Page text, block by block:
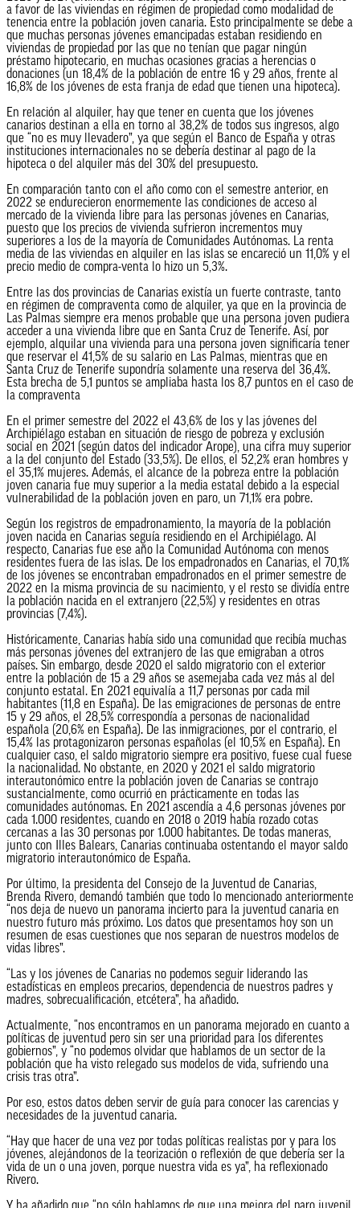
a favor de las viviendas en régimen de propiedad como modalidad de
tenencia entre la población joven canaria. Esto principalmente se debe a
que muchas personas jóvenes emancipadas estaban residiendo en
viviendas de propiedad por las que no tenían que pagar ningún
préstamo hipotecario, en muchas ocasiones gracias a herencias o
donaciones (un 18,4% de la población de entre 16 y 29 años, frente al
16,8% de los jóvenes de esta franja de edad que tienen una hipoteca).
En relación al alquiler, hay que tener en cuenta que los jóvenes
canarios destinan a ella en torno al 38,2% de todos sus ingresos, algo
que “no es muy llevadero”, ya que según el Banco de España y otras
instituciones internacionales no se debería destinar al pago de la
hipoteca o del alquiler más del 30% del presupuesto.
En comparación tanto con el año como con el semestre anterior, en
2022 se endurecieron enormemente las condiciones de acceso al
mercado de la vivienda libre para las personas jóvenes en Canarias,
puesto que los precios de vivienda sufrieron incrementos muy
superiores a los de la mayoría de Comunidades Autónomas. La renta
media de las viviendas en alquiler en las islas se encareció un 11,0% y el
precio medio de compra-venta lo hizo un 5,3%.
Entre las dos provincias de Canarias existía un fuerte contraste, tanto
en régimen de compraventa como de alquiler, ya que en la provincia de
Las Palmas siempre era menos probable que una persona joven pudiera
acceder a una vivienda libre que en Santa Cruz de Tenerife. Así, por
ejemplo, alquilar una vivienda para una persona joven significaría tener
que reservar el 41,5% de su salario en Las Palmas, mientras que en
Santa Cruz de Tenerife supondría solamente una reserva del 36,4%.
Esta brecha de 5,1 puntos se ampliaba hasta los 8,7 puntos en el caso de
la compraventa
En el primer semestre del 2022 el 43,6% de los y las jóvenes del
Archipiélago estaban en situación de riesgo de pobreza y exclusión
social en 2021 (según datos del indicador Arope), una cifra muy superior
a la del conjunto del Estado (33,5%). De ellos, el 52,2% eran hombres y
el 35,1% mujeres. Además, el alcance de la pobreza entre la población
joven canaria fue muy superior a la media estatal debido a la especial
vulnerabilidad de la población joven en paro, un 71,1% era pobre.
Según los registros de empadronamiento, la mayoría de la población
joven nacida en Canarias seguía residiendo en el Archipiélago. Al
respecto, Canarias fue ese año la Comunidad Autónoma con menos
residentes fuera de las islas. De los empadronados en Canarias, el 70,1%
de los jóvenes se encontraban empadronados en el primer semestre de
2022 en la misma provincia de su nacimiento, y el resto se dividía entre
la población nacida en el extranjero (22,5%) y residentes en otras
provincias (7,4%).
Históricamente, Canarias había sido una comunidad que recibía muchas
más personas jóvenes del extranjero de las que emigraban a otros
países. Sin embargo, desde 2020 el saldo migratorio con el exterior
entre la población de 15 a 29 años se asemejaba cada vez más al del
conjunto estatal. En 2021 equivalía a 11,7 personas por cada mil
habitantes (11,8 en España). De las emigraciones de personas de entre
15 y 29 años, el 28,5% correspondía a personas de nacionalidad
española (20,6% en España). De las inmigraciones, por el contrario, el
15,4% las protagonizaron personas españolas (el 10,5% en España). En
cualquier caso, el saldo migratorio siempre era positivo, fuese cual fuese
la nacionalidad. No obstante, en 2020 y 2021 el saldo migratorio
interautonómico entre la población joven de Canarias se contrajo
sustancialmente, como ocurrió en prácticamente en todas las
comunidades autónomas. En 2021 ascendía a 4,6 personas jóvenes por
cada 1.000 residentes, cuando en 2018 o 2019 había rozado cotas
cercanas a las 30 personas por 1.000 habitantes. De todas maneras,
junto con Illes Balears, Canarias continuaba ostentando el mayor saldo
migratorio interautonómico de España.
Por último, la presidenta del Consejo de la Juventud de Canarias,
Brenda Rivero, demandó también que todo lo mencionado anteriormente
“nos deja de nuevo un panorama incierto para la juventud canaria en
nuestro futuro más próximo. Los datos que presentamos hoy son un
resumen de esas cuestiones que nos separan de nuestros modelos de
vidas libres”.
“Las y los jóvenes de Canarias no podemos seguir liderando las
estadísticas en empleos precarios, dependencia de nuestros padres y
madres, sobrecualificación, etcétera”, ha añadido.
Actualmente, “nos encontramos en un panorama mejorado en cuanto a
políticas de juventud pero sin ser una prioridad para los diferentes
gobiernos”, y “no podemos olvidar que hablamos de un sector de la
población que ha visto relegado sus modelos de vida, sufriendo una
crisis tras otra”.
Por eso, estos datos deben servir de guía para conocer las carencias y
necesidades de la juventud canaria.
“Hay que hacer de una vez por todas políticas realistas por y para los
jóvenes, alejándonos de la teorización o reflexión de que debería ser la
vida de un o una joven, porque nuestra vida es ya”, ha reflexionado
Rivero.